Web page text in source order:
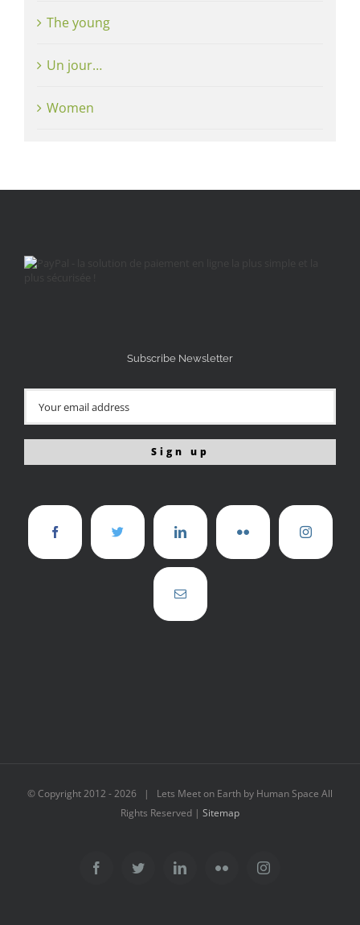
The young
Un jour…
Women
Subscribe Newsletter
© Copyright 2012 -2026 | Lets Meet on Earth by Human Space All
Rights Reserved | Sitemap
FacebookTwitter LinkedInFlickr Instagram